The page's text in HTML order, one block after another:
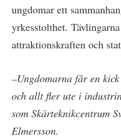
ungdomar ett
yrkesstolthet.
attraktionskraften och
–Ungdomarna får en
och allt fler ute i
som Skärteknikcentrum
Elmersson.